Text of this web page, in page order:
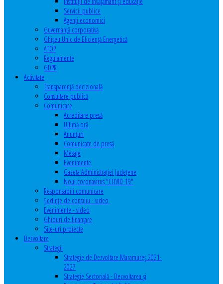
Servicii publice
Agenţi economici
Guvernanță corporativă
Ghişeu Unic de Eficienţă Energetică
ATOP
Regulamente
GDPR
Activitate
Transparenţă decizională
Consultare publică
Comunicare
Acreditare presă
Ultimă oră
Anunţuri
Comunicate de presă
Mesaje
Evenimente
Gazeta Administraţiei Judeţene
Noul coronavirus "COVID-19"
Responsabili comunicare
Şedinţe de consiliu - video
Evenimente - video
Ghiduri de finanţare
Site-uri proiecte
Dezvoltare
Strategii
Strategie de Dezvoltare Maramureș 2021-
2027
Strategie Sectorială - Dezvoltarea și